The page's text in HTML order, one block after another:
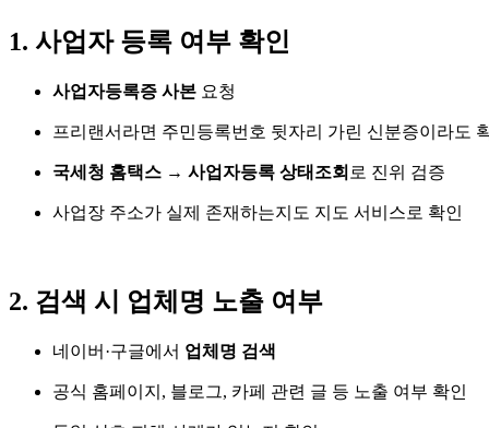
1. 사업자 등록 여부 확인
사업자등록증 사본 요청
프리랜서라면 주민등록번호 뒷자리 가린 신분증이라도
국세청 홈택스 → 사업자등록 상태조회 로 진위 검증
사업장 주소가 실제 존재하는지도 지도 서비스로 확인
2. 검색 시 업체명 노출 여부
네이버·구글에서 업체명 검색
공식 홈페이지, 블로그, 카페 관련 글 등 노출 여부 확인